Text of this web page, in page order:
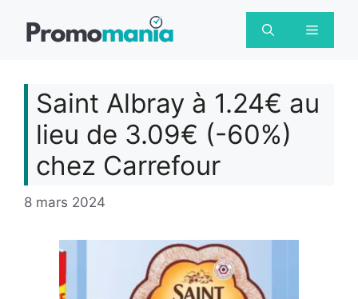
Menu
Saint Albray à 1.24€ au
lieu de 3.09€ (-60%)
chez Carrefour
8 mars 2024